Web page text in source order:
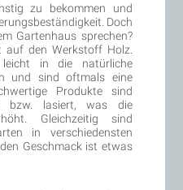
zu bekommen und
Doch
Gartenhaus sprechen?
auf den Werkstoff Holz.
in die natürliche
und sind oftmals eine
Produkte sind
bzw. lasiert, was die
Gleichzeitig sind
in verschiedensten
Geschmack ist etwas